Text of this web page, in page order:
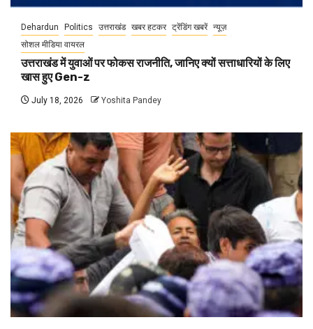
Dehardun Politics उत्तराखंड खबर हटकर ट्रेंडिंग खबरें न्यूज़
सोशल मीडिया वायरल
उत्तराखंड में युवाओं पर फोकस राजनीति, जानिए क्यों सत्ताधारियों के लिए
खास हुए Gen-z
July 18, 2026 Yoshita Pandey